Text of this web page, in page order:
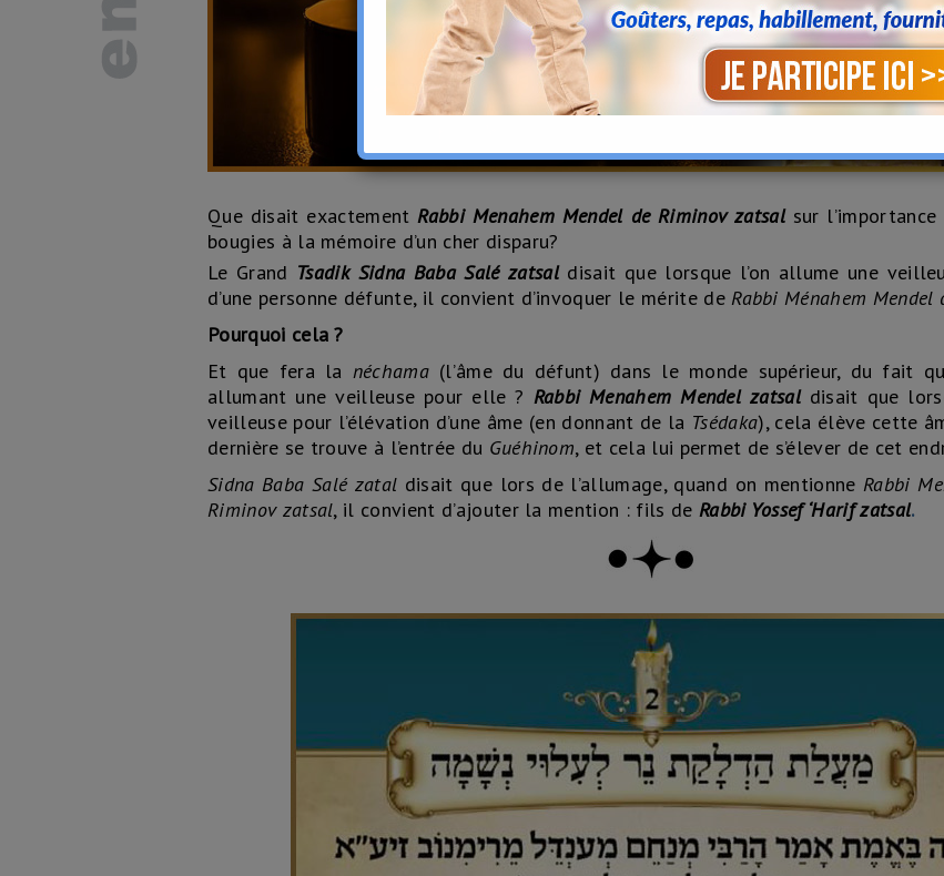
Que disait exactementRabbi Menahem Mendel de Riminov zatsalsur l’importance
bougies à la mémoire d’un cher disparu?
Le Grand Tsadik Sidna Baba Salé zatsaldisait que lorsque l’on allume une
d’une personne défunte, il convient d’invoquer le mérite de Rabbi Ménahem Mendel
Pourquoi cela ?
Et que fera la néchama (l’âme du défunt) dans le monde supérieur, du fait
allumant une veilleuse pour elle ? Rabbi Menahem Mendel zatsal disait que
veilleuse pour l’élévation d’une âme (en donnant de la Tsédaka), cela élève cette
dernière se trouve à l’entrée du Guéhinom, et cela lui permet de s’élever de cet
Sidna Baba Salé zatal disait que lors de l’allumage, quand on mentionne Rabbi
Riminov zatsal, il convient d’ajouter la mention : fils de Rabbi Yossef ‘Harif zatsal.